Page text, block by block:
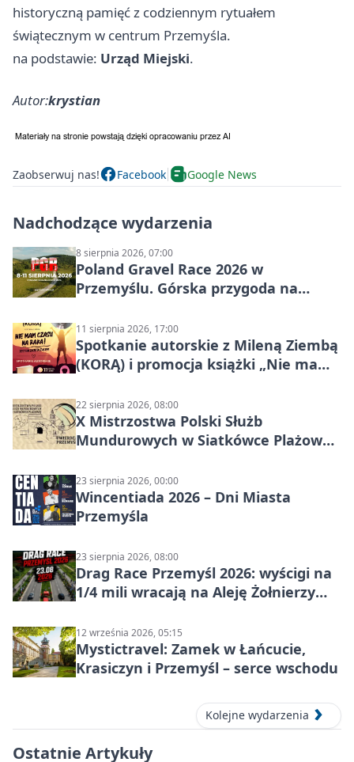
historyczną pamięć z codziennym rytuałem
świątecznym w centrum Przemyśla.
na podstawie: Urząd Miejski.
Autor:krystian
Zaobserwuj nas! Facebook Google News
Nadchodzące wydarzenia
8 sierpnia 2026, 07:00
Poland Gravel Race 2026 w
Przemyślu. Górska przygoda na
11 sierpnia 2026, 17:00
Spotkanie autorskie z Mileną Ziembą
(KORĄ) i promocja książki „Nie mam
22 sierpnia 2026, 08:00
X Mistrzostwa Polski Służb
Mundurowych w Siatkówce Plażowej
23 sierpnia 2026, 00:00
Wincentiada 2026 – Dni Miasta
Przemyśla
23 sierpnia 2026, 08:00
Drag Race Przemyśl 2026: wyścigi na
1/4 mili wracają na Aleję Żołnierzy
12 września 2026, 05:15
Mystictravel: Zamek w Łańcucie,
Krasiczyn i Przemyśl – serce wschodu
Kolejne wydarzenia
Ostatnie Artykuły